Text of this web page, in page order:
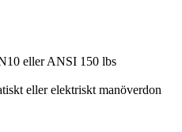
eller ANSI 150 lbs
eller elektriskt manöverdon